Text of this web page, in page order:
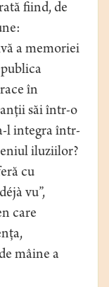
fiind, de
a memoriei
în
săi într-o
l integra într-
iluziilor?
cu
vu”,
care
mâine a